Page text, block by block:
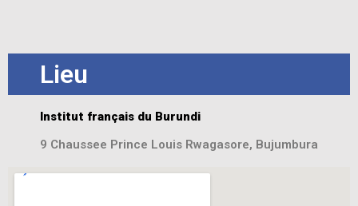
Lieu
Institut français du Burundi
9 Chaussee Prince Louis Rwagasore, Bujumbura